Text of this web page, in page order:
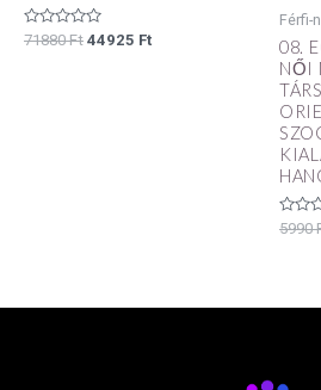
Értékelés:
71880Ft 44925 Ft
Férfi-
08.
NŐI
5990